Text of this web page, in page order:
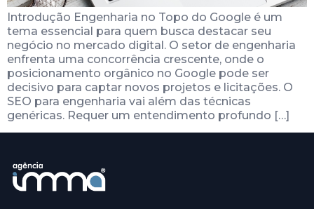
Introdução Engenharia no Topo do Google é um
tema essencial para quem busca destacar seu
negócio no mercado digital. O setor de engenharia
enfrenta uma concorrência crescente, onde o
posicionamento orgânico no Google pode ser
decisivo para captar novos projetos e licitações. O
SEO para engenharia vai além das técnicas
genéricas. Requer um entendimento profundo […]